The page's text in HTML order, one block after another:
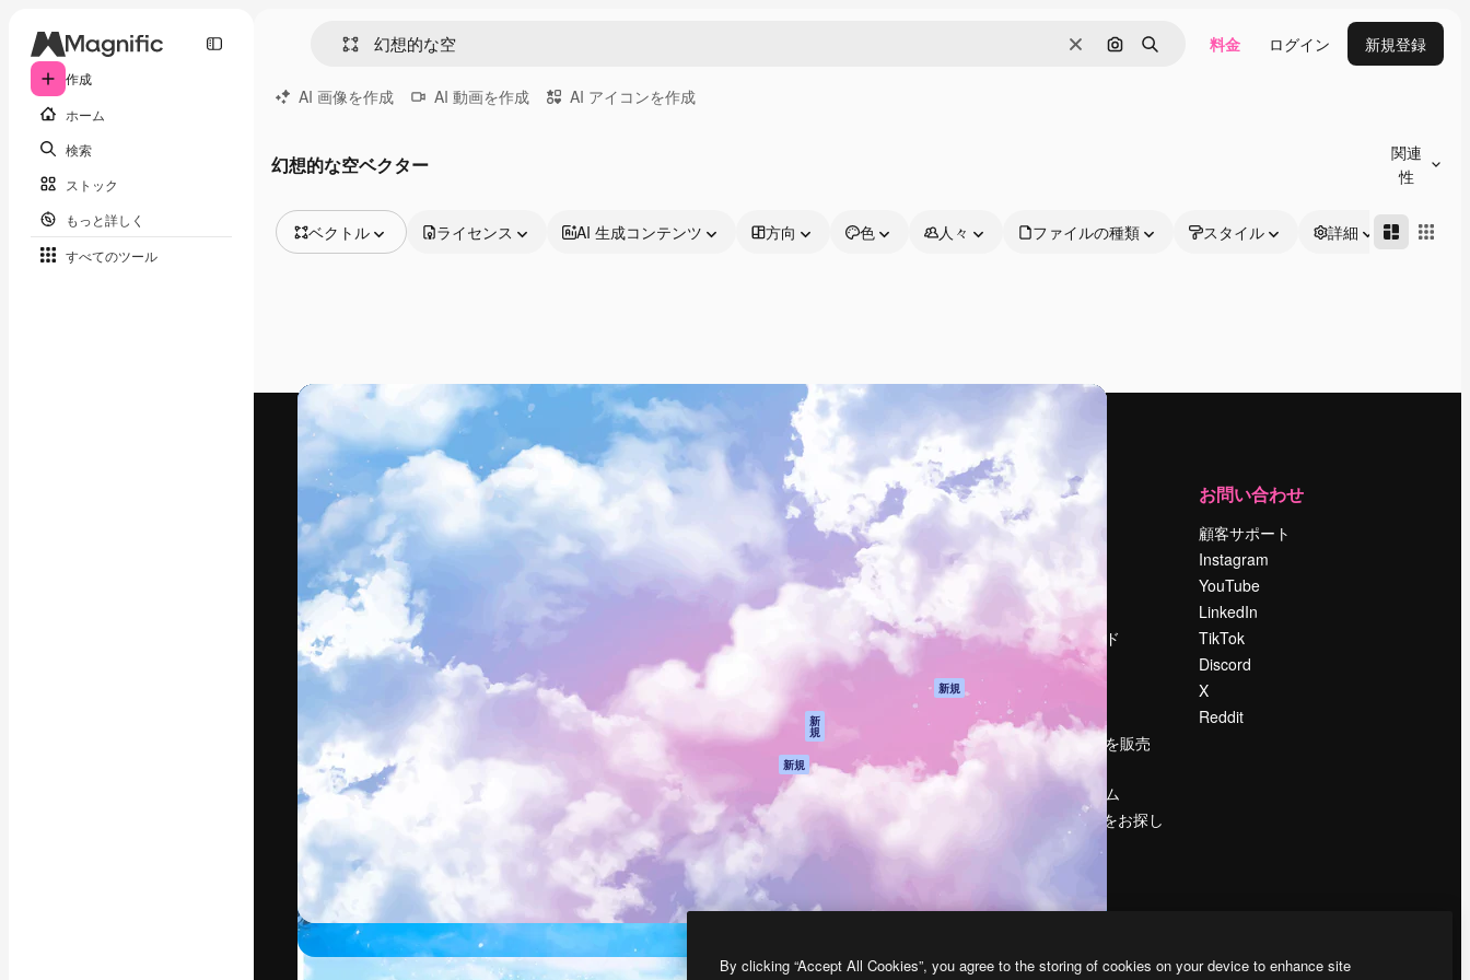
作成
ホーム
検索
ストック
もっと詳しく
すべてのツール
消去 画像で検索
検索 料金 ログイン 新規登録
AI 画像を作成 AI 動画を作成 AI アイコンを作成
幻想的な空ベクター
関連
性
ベクトル
動画
映像素材
モーショングラフィックス
動画テンプレート
アイコン
3D モデル
フォント
ライセンス AI 生成コンテンツ 方向 色 人々 ファイルの種類 スタイル 詳細
最高のクリエイティブ制作を導くためのプラ
ットフォーム。クリエイター、企業、代理
店、スタジオを含む100万人以上が利用して
います。
日本語
AI アシスタント
AI 画像生成ツール
AI 動画生成ツール
AI 音声合成ツール
ストックコンテン
ツ
Claude/ChatGPT
向けMCP
新
規
新規
モバイルアプリ
すべてのMagnificツ
ール
はじめに
Academy
ドキュメント
サポート
利用規約
プライバシーポリ
シー
オリジナル 新規
クッキーポリシー
トラストセンター
アフィリエイト
運営
料金
会社概要
Reviews
採用情報
検索トレンド
ブログ
イベント
Slidesgo
コンテンツを販売
する
プレスルーム
magnific.aiをお探し
お問い合わせ
顧客サポート
Instagram
YouTube
LinkedIn
TikTok
Discord
X
Reddit
Copyright © 2010- 2026 Freepik Company S.L.U. 無断複写・転載を禁じます
By clicking “Accept All Cookies”, you agree to the storing of cookies on your device to enhance site